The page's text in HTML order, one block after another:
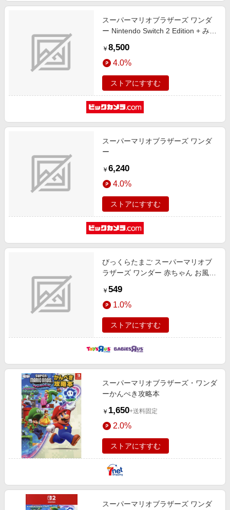
スーパーマリオブラザーズ ワンダ
ー Nintendo Switch 2 Edition + みん
HACGAQMXAD0
￥ 8,500
4.0%
ストアにすすむ
スーパーマリオブラザーズ ワンダ
ー
￥ 6,240
4.0%
ストアにすすむ
びっくらたまご スーパーマリオブ
ラザーズ ワンダー 赤ちゃん お風呂
￥ 549
1.0%
ストアにすすむ
スーパーマリオブラザーズ・ワンダ
ーかんぺき攻略本
￥ 1,650+送料固定
2.0%
ストアにすすむ
スーパーマリオブラザーズ ワンダ